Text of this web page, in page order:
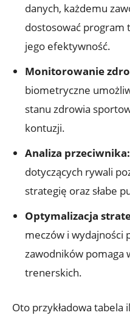
danych, każdemu
dostosować program
jego efektywność.
Monitorowanie
biometryczne
stanu zdrowia
kontuzji.
Analiza przeciwnika:
dotyczących rywali
strategię oraz słabe
Optymalizacja
meczów i wydajności
zawodników pomaga
trenerskich.
Oto przykładowa tabela